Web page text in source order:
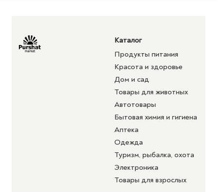
Каталог
Продукты питания
Красота и здоровье
Дом и сад
Товары для животных
Автотовары
Бытовая химия и гигиена
Аптека
Одежда
Туризм, рыбалка, охота
Электроника
Товары для взрослых